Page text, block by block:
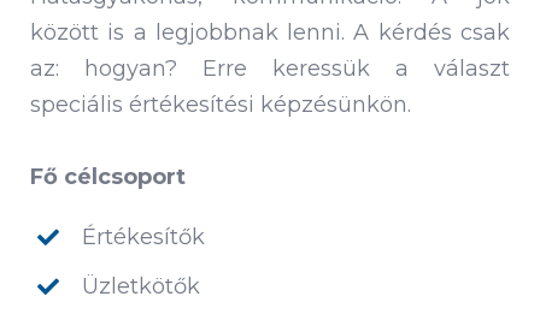
között is a legjobbnak lenni. A kérdés csak
az: hogyan? Erre keressük a választ
speciális értékesítési képzésünkön.
Fő célcsoport
Értékesítők
Üzletkötők